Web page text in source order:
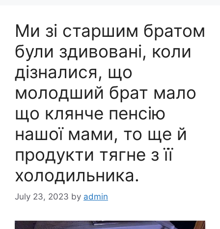
Ми зі старшим братом
були здивовані, коли
дізналися, що
молодший брат мало
що клянче пенсію
нашої мами, то ще й
продукти тягне з її
холодильника.
July 23, 2023 by admin